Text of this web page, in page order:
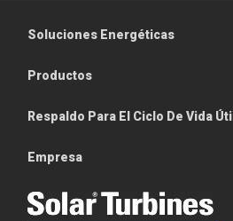
Soluciones Energéticas
Productos
Respaldo Para El Ciclo De Vida Útil
Empresa